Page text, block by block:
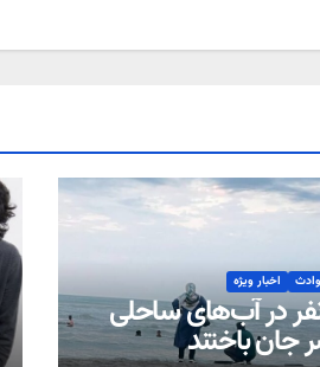
اخبار ویژه
در آب‌های ساحلی
جان باختند